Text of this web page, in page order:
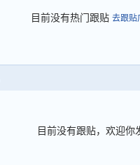
目前没有热门跟贴 去跟贴
目前没有跟贴，欢迎你